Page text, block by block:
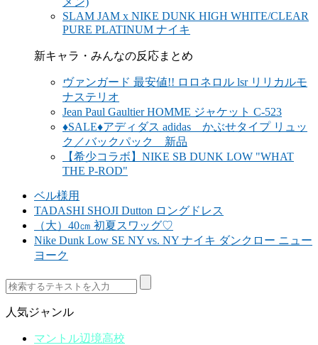
SLAM JAM x NIKE DUNK HIGH WHITE/CLEAR
PURE PLATINUM ナイキ
新キャラ・みんなの反応まとめ
ヴァンガード 最安値!! ロロネロル lsr リリカルモ
ナステリオ
Jean Paul Gaultier HOMME ジャケット C-523
♦SALE♦アディダス adidas かぶせタイプ リュッ
ク／バックパック 新品
【希少コラボ】NIKE SB DUNK LOW "WHAT
THE P-ROD"
ベル様用
TADASHI SHOJI Dutton ロングドレス
（大）40㎝ 初夏スワッグ♡
Nike Dunk Low SE NY vs. NY ナイキ ダンクロー ニュー
ヨーク
人気ジャンル
マントル辺境高校